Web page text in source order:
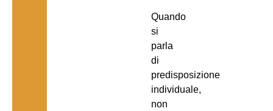
Quando
si
parla
di
predisposizione
individuale,
non